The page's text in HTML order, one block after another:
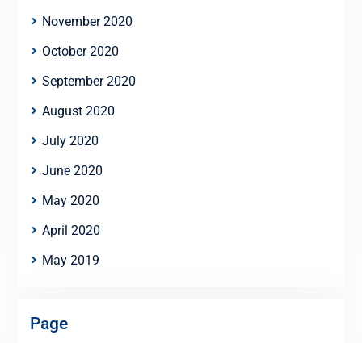
November 2020
October 2020
September 2020
August 2020
July 2020
June 2020
May 2020
April 2020
May 2019
Page